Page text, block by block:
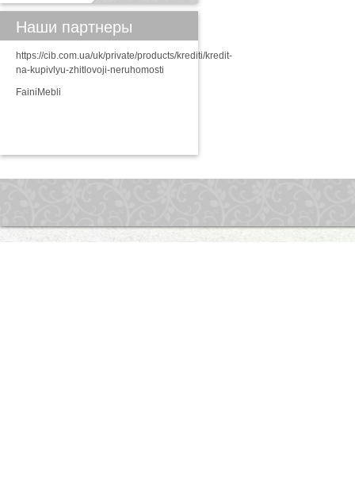
Наши партнеры
https://cib.com.ua/uk/private/products/krediti/kredit-
na-kupivlyu-zhitlovoji-neruhomosti
FainiMebli